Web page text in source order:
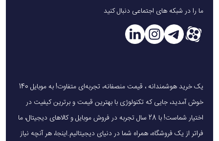
ما را در شبکه های اجتماعی دنبال کنید
یک خرید هوشمندانه ، قیمت منصفانه، تجربه‌ای متفاوت! به موبایل 140
خوش آمدید، جایی که تکنولوژی با بهترین قیمت و برترین کیفیت در
اختیار شماست! با 28 سال تجربه در فروش موبایل و کالاهای دیجیتال، ما
فراتر از یک فروشگاه، همراه شما در دنیای دیجیتالیم.اینجا، هر آنچه نیاز